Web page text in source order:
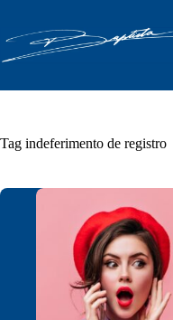
o
conteúdo
Tag indeferimento de registro